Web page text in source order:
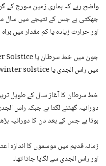
واضح رہے کہ ہماری زمین سورج کے
جھکتی ہے جس کے نتیجے میں سال
اور حرارت زیادہ یا کم مقدار میں
میں راس الجدی یا winter solstice کا آغاز ہوتا ہے۔
خط سرطان کا آغاز سال کے طویل
دورانیہ گھٹنے لگتا ہے جبکہ راس
ہوتا ہے جس کے بعد دن کا دورانیہ
زمانہ قدیم میں موسموں کا اندازہ
اور راس الجدی سے لگایا جاتا تھا۔